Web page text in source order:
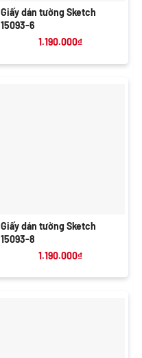
Giấy dán tường Sketch
15093-6
1.190.000₫
Giấy dán tường Sketch
15093-8
1.190.000₫